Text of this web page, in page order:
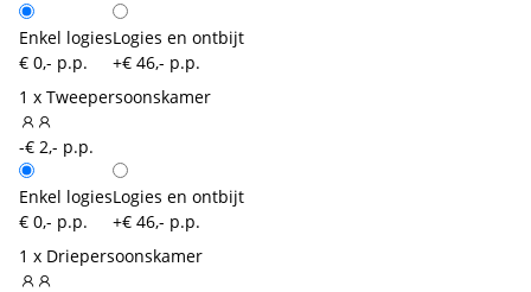
Enkel logies
€ 0,- p.p.
Logies en ontbijt
+€ 46,- p.p.
1 x Tweepersoonskamer
-€ 2,- p.p.
Enkel logies
€ 0,- p.p.
Logies en ontbijt
+€ 46,- p.p.
1 x Driepersoonskamer